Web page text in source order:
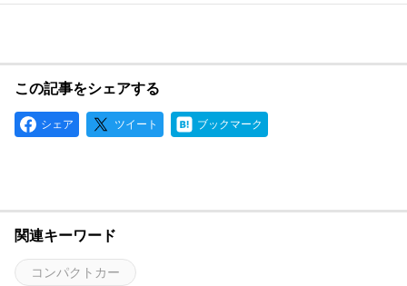
この記事をシェアする
シェア ツイート ブックマーク
関連キーワード
コンパクトカー